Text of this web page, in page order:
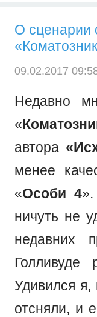
О сценарии
09.02.2017
Недавно
«
автора
менее
«Особи 4
ничуть не
недавних
Голливуде
Удивился я,
отсняли, и